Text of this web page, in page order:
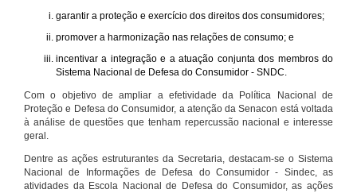
garantir a proteção e exercício dos direitos dos consumidores;
promover a harmonização nas relações de consumo; e
incentivar a integração e a atuação conjunta dos membros do
Sistema Nacional de Defesa do Consumidor - SNDC.
Com o objetivo de ampliar a efetividade da Política Nacional de
Proteção e Defesa do Consumidor, a atenção da Senacon está voltada
à análise de questões que tenham repercussão nacional e interesse
geral.
Dentre as ações estruturantes da Secretaria, destacam-se o Sistema
Nacional de Informações de Defesa do Consumidor - Sindec, as
atividades da Escola Nacional de Defesa do Consumidor, as ações